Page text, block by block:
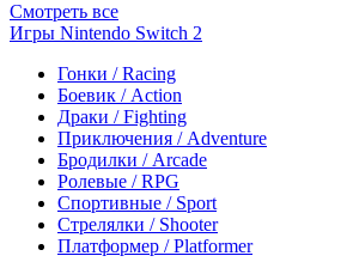
Смотреть все
Игры Nintendo Switch 2
Гонки / Racing
Боевик / Action
Драки / Fighting
Приключения / Adventure
Бродилки / Arcade
Ролевые / RPG
Спортивные / Sport
Стрелялки / Shooter
Платформер / Platformer